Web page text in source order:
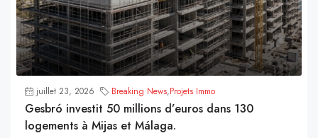
juillet 23, 2026 Breaking News,Projets Immo
Gesbró investit 50 millions d’euros dans 130
logements à Mijas et Málaga.